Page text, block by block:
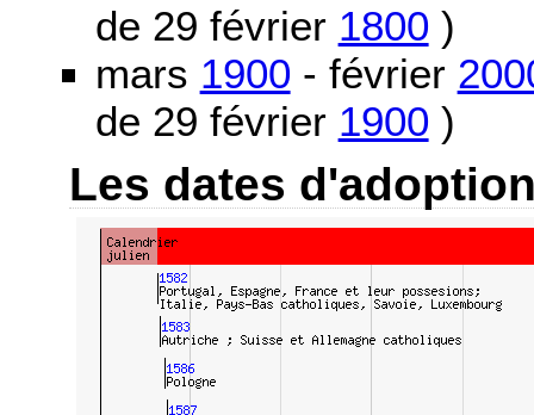
de 29 février 1800 )
mars 1900 - février
de 29 février 1900 )
Les dates